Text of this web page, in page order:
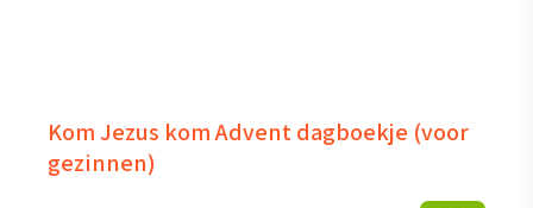
Kom Jezus kom Advent dagboekje (voor
gezinnen)